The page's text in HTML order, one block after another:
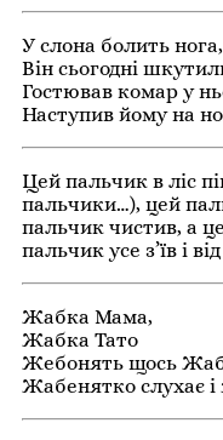
У слона болить нога,
Він сьогодні
Гостював комар у
Наступив йому на
Цей пальчик в ліс
пальчики…), цей
пальчик чистив, а
пальчик усе з’їв і
Жабка Мама,
Жабка Тато
Жeбонять щось
Жабeнятко слухає і